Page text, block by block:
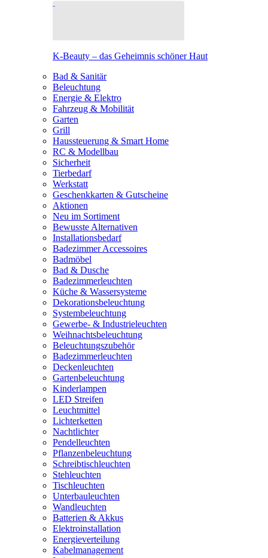
K-Beauty – das Geheimnis schöner Haut
Bad & Sanitär
Beleuchtung
Energie & Elektro
Fahrzeug & Mobilität
Garten
Grill
Haussteuerung & Smart Home
RC & Modellbau
Sicherheit
Tierbedarf
Werkstatt
Geschenkkarten & Gutscheine
Aktionen
Neu im Sortiment
Bewusste Alternativen
Installationsbedarf
Badezimmer Accessoires
Badmöbel
Bad & Dusche
Badezimmerleuchten
Küche & Wassersysteme
Dekorationsbeleuchtung
Systembeleuchtung
Gewerbe- & Industrieleuchten
Weihnachtsbeleuchtung
Beleuchtungszubehör
Badezimmerleuchten
Deckenleuchten
Gartenbeleuchtung
Kinderlampen
LED Streifen
Leuchtmittel
Lichterketten
Nachtlichter
Pendelleuchten
Pflanzenbeleuchtung
Schreibtischleuchten
Stehleuchten
Tischleuchten
Unterbauleuchten
Wandleuchten
Batterien & Akkus
Elektroinstallation
Energieverteilung
Kabelmanagement